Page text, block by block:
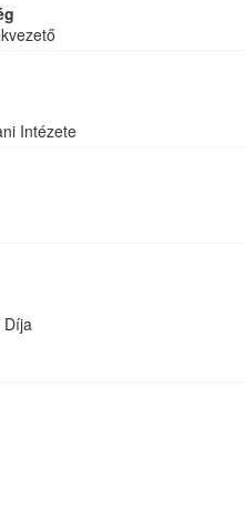
Intézete
Díja